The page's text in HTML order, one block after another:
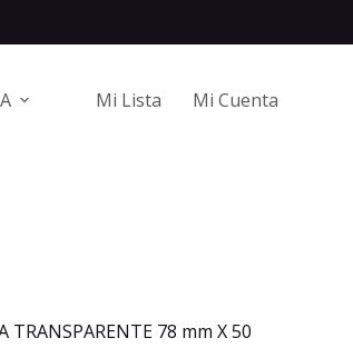
Mi Lista Mi Cuenta
TRANSPARENTE 78 mm X 50